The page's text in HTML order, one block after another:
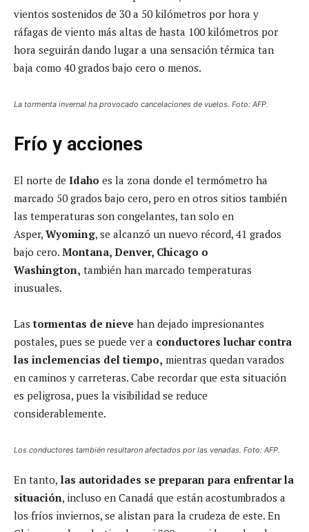
vientos sostenidos de 30 a 50 kilómetros por hora y
ráfagas de viento más altas de hasta 100 kilómetros por
hora seguirán dando lugar a una sensación térmica tan
baja como 40 grados bajo cero o menos.
La tormenta invernal ha provocado cancelaciones de vuelos. Foto: AFP.
Frío y acciones
El norte de Idaho es la zona donde el termómetro ha
marcado 50 grados bajo cero, pero en otros sitios también
las temperaturas son congelantes, tan solo en
Asper, Wyoming, se alcanzó un nuevo récord, 41 grados
bajo cero. Montana, Denver, Chicago o
Washington, también han marcado temperaturas
inusuales.
Lastormentas de nieve han dejado impresionantes
postales, pues se puede ver a conductores luchar contra
las inclemencias del tiempo, mientras quedan varados
en caminos y carreteras. Cabe recordar que esta situación
es peligrosa, pues la visibilidad se reduce
considerablemente.
Los conductores también resultaron afectados por las venadas. Foto: AFP.
En tanto, las autoridades se preparan para enfrentar la
situación, incluso en Canadá que están acostumbrados a
los fríos inviernos, se alistan para la crudeza de este. En